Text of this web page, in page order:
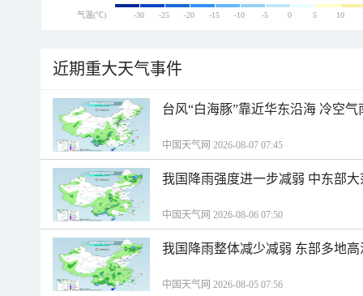
气温(℃) -30 -25 -20 -15 -10 -5 0 5 10
近期重大天气事件
台风“白海豚”靠近华东沿海 冷空
中国天气网 2026-08-07 07:45
我国降雨强度进一步减弱 中东部
中国天气网 2026-08-06 07:50
我国降雨整体减少减弱 东部多地
中国天气网 2026-08-05 07:56